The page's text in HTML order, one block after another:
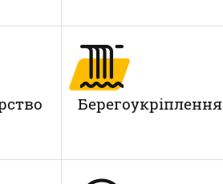
Берегоукріплення